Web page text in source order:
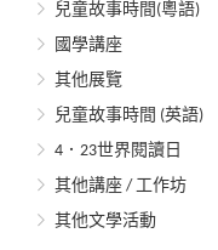
兒童故事時間(粵語)
國學講座
其他展覽
兒童故事時間 (英語)
4．23世界閱讀日
其他講座 / 工作坊
其他文學活動